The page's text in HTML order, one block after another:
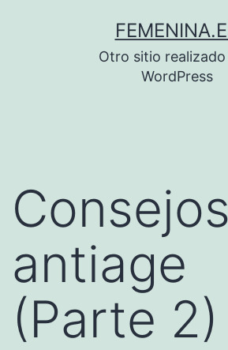
Otro sitio
WordPress
Consejos
antiage
(Parte 2)